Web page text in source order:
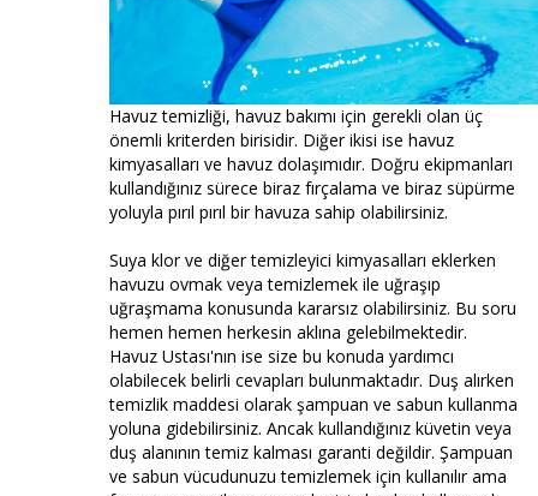
Havuz temizliği, havuz bakımı için gerekli olan üç
önemli kriterden birisidir. Diğer ikisi ise havuz
kimyasalları ve havuz dolaşımıdır. Doğru ekipmanları
kullandığınız sürece biraz fırçalama ve biraz süpürme
yoluyla pırıl pırıl bir havuza sahip olabilirsiniz.
Suya klor ve diğer temizleyici kimyasalları eklerken
havuzu ovmak veya temizlemek ile uğraşıp
uğraşmama konusunda kararsız olabilirsiniz. Bu soru
hemen hemen herkesin aklına gelebilmektedir.
Havuz Ustası'nın ise size bu konuda yardımcı
olabilecek belirli cevapları bulunmaktadır. Duş alırken
temizlik maddesi olarak şampuan ve sabun kullanma
yoluna gidebilirsiniz. Ancak kullandığınız küvetin veya
duş alanının temiz kalması garanti değildir. Şampuan
ve sabun vücudunuzu temizlemek için kullanılır ama